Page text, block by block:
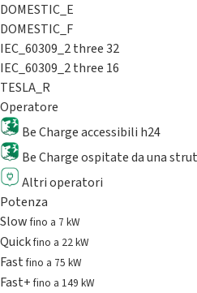
DOMESTIC_E
DOMESTIC_F
IEC_60309_2 three 32
IEC_60309_2 three 16
TESLA_R
Operatore
Be Charge accessibili h24
Be Charge ospitate da una
Altri operatori
Potenza
Slowfino a 7 kW
Quickfino a 22 kW
Fastfino a 75 kW
Fast+fino a 149 kW